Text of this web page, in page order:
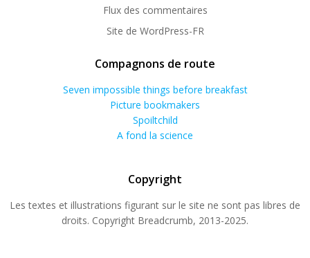
Flux des commentaires
Site de WordPress-FR
Compagnons de route
Seven impossible things before breakfast
Picture bookmakers
Spoiltchild
A fond la science
Copyright
Les textes et illustrations figurant sur le site ne sont pas libres de
droits. Copyright Breadcrumb, 2013-2025.